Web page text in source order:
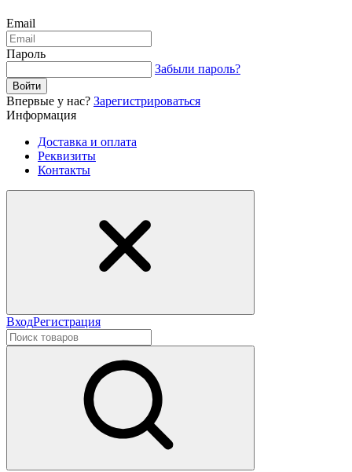
Email
Пароль
Забыли пароль?
Впервые у нас? Зарегистрироваться
Информация
Доставка и оплата
Реквизиты
Контакты
ВходРегистрация